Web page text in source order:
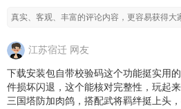
江苏宿迁 网友
下载安装包自带校验码这个功能挺实用
件损坏闪退，这个能核对完整性，玩起
三国塔防加肉鸽，搭配武将羁绊挺上头